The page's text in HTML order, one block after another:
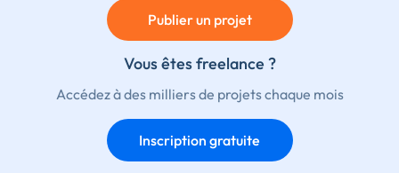
Publier un projet
Vous êtes freelance ?
Accédez à des milliers de projets chaque mois
Inscription gratuite